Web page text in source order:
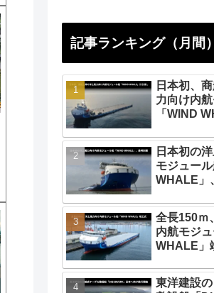
記事ランキング（月間）
日本初、
力向け内
「WIND
日本初の
モジュー
WHALE」
全長150ｍ
内航モジ
WHALE」
東洋建設